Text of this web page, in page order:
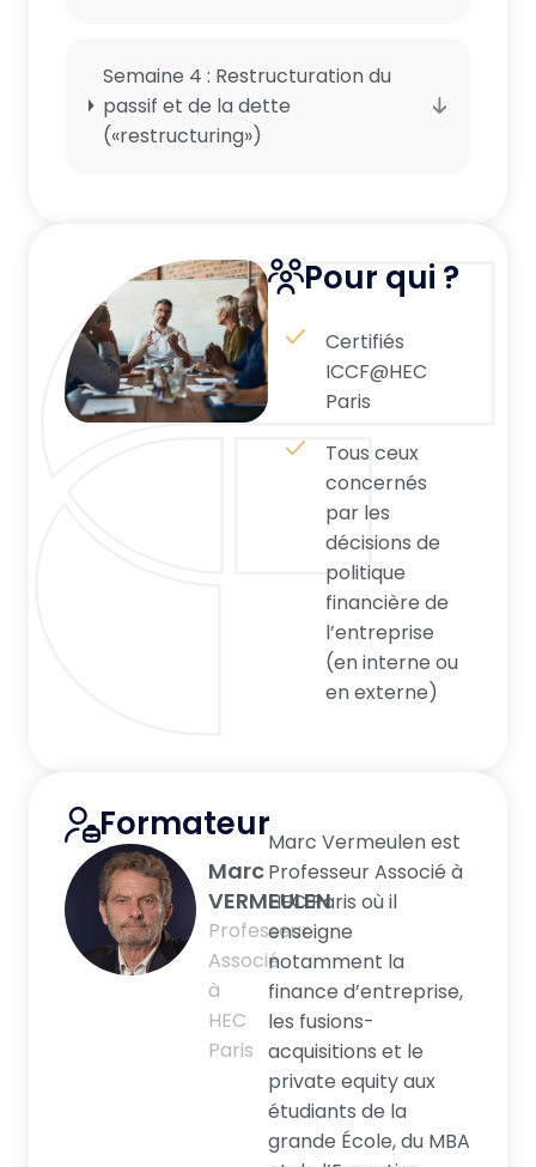
Semaine 4 : Restructuration du
passif et de la dette
(«restructuring»)
Pour qui ?
Certifiés
ICCF@HEC
Paris
Tous ceux
concernés
par les
décisions de
politique
financière de
l’entreprise
(en interne ou
en externe)
Formateur
Marc
VERMEULEN
Professeur
Associé
à
HEC
Paris
Marc Vermeulen est
Professeur Associé à
HEC Paris où il
enseigne
notamment la
finance d’entreprise,
les fusions-
acquisitions et le
private equity aux
étudiants de la
grande École, du MBA